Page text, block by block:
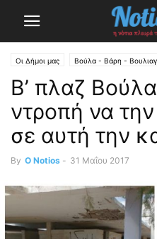
Οι Δήμοι μας Βούλα - Βάρη -
B’ πλαζ
ντροπή να
σε αυτή την
By O Notios - 31 Μαΐου 2017